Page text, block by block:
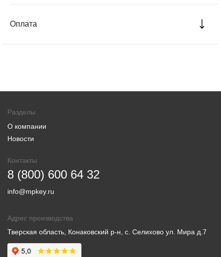
Оплата
Разделы
О компании
Новости
Контакты
8 (800) 600 64 32
info@mpkey.ru
Адрес производства
Тверская область, Конаковский р-н, с. Селихово ул. Мира д.7